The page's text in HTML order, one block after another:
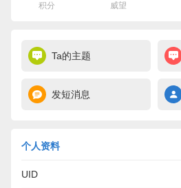
积分 威望
Ta的主题
发短消息
个人资料
UID